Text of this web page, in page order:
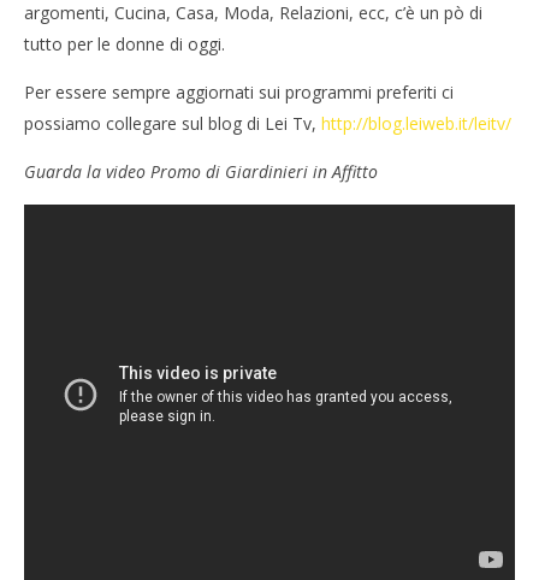
argomenti, Cucina, Casa, Moda, Relazioni, ecc, c’è un pò di
tutto per le donne di oggi.
Per essere sempre aggiornati sui programmi preferiti ci
possiamo collegare sul blog di Lei Tv, http://blog.leiweb.it/leitv/
Guarda la video Promo di Giardinieri in Affitto